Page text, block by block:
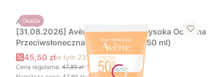
Okazja
PRODUCENT
AVENE
[31.08.2026] Avène Sun Bardzo Wysoka Ochrona
Przeciwsłoneczna Krem SPF 50+ (50 ml)
Cena promocyjna brutto
45,50 złw tym 23%VAT
Cena regularna: 47,89 zł-5%